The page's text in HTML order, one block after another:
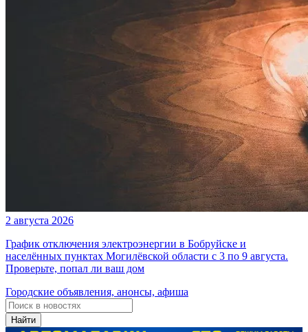
2 августа 2026
График отключения электроэнергии в Бобруйске и
населённых пунктах Могилёвской области с 3 по 9 августа.
Проверьте, попал ли ваш дом
Городские объявления, анонсы, афиша
Найти